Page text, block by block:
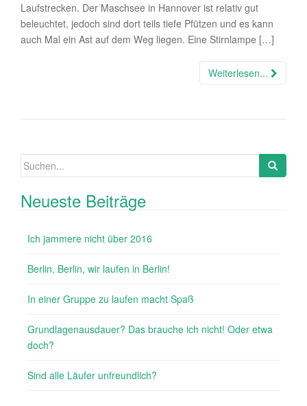
Laufstrecken. Der Maschsee in Hannover ist relativ gut
beleuchtet, jedoch sind dort teils tiefe Pfützen und es kann
auch Mal ein Ast auf dem Weg liegen. Eine Stirnlampe […]
Weiterlesen...
Suchen nach:
Neueste Beiträge
Ich jammere nicht über 2016
Berlin, Berlin, wir laufen in Berlin!
In einer Gruppe zu laufen macht Spaß
Grundlagenausdauer? Das brauche ich nicht! Oder etwa
doch?
Sind alle Läufer unfreundlich?